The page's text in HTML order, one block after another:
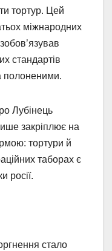
тортур. Цей
міжнародних
стандартів
полоненими.
Лубінець
закріплює на
тортури й
таборах є
росії.
стало